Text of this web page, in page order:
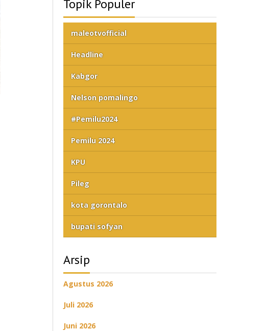
Topik Populer
maleotvofficial
Headline
Kabgor
Nelson pomalingo
#Pemilu2024
Pemilu 2024
KPU
Pileg
kota gorontalo
bupati sofyan
Arsip
Agustus 2026
Juli 2026
Juni 2026